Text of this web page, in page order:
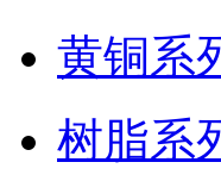
黄铜系
树脂系